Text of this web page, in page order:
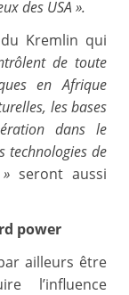
des USA ».
Kremlin qui
de toute
en Afrique
les bases
dans le
technologies de
seront aussi
power
ailleurs être
l’influence